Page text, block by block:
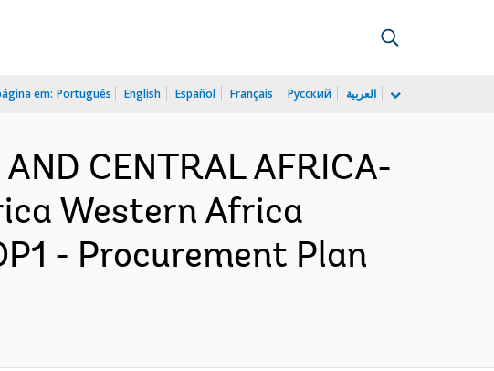
em: Português English Español Français Русский العربية
CENTRAL AFRICA-
Western Africa
- Procurement Plan